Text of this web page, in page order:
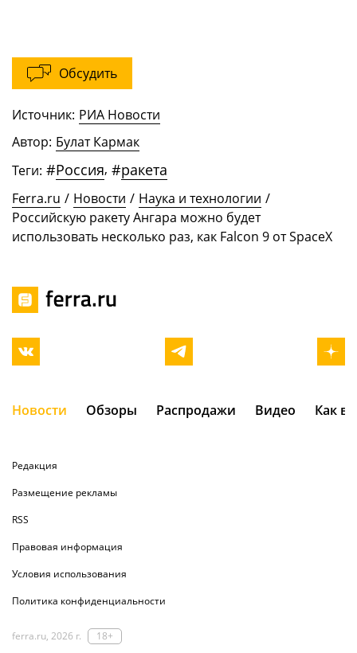
Обсудить
Источник: РИА Новости
Автор: Булат Кармак
Теги: #Россия, #ракета
Ferra.ru / Новости / Наука и технологии /
Российскую ракету Ангара можно будет
использовать несколько раз, как Falcon 9 от SpaceX
Новости Обзоры Распродажи Видео Как
Редакция
Размещение рекламы
RSS
Правовая информация
Условия использования
Политика конфиденциальности
ferra.ru, 2026 г.
18+